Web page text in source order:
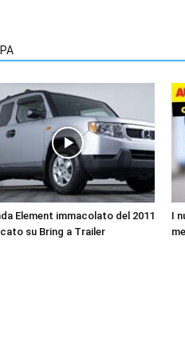
Element immacolato del 2011
su Bring a Trailer
I